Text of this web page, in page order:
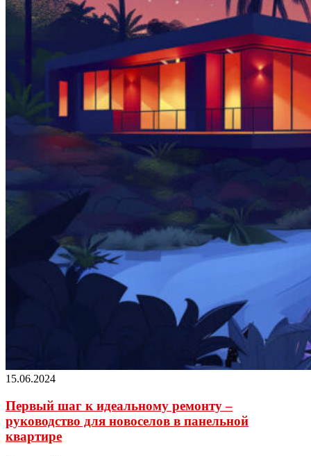
15.06.2024
Первый шаг к идеальному ремонту –
руководство для новоселов в панельной
квартире